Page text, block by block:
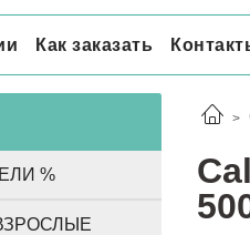
Как заказать
%